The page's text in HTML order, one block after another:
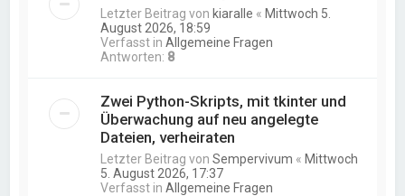
Letzter Beitrag von kiaralle « Mittwoch 5.
August 2026, 18:59
Verfasst inAllgemeine Fragen
Antworten: 8
Zwei Python-Skripts, mit tkinter und
Überwachung auf neu angelegte
Dateien, verheiraten
Letzter Beitrag vonSempervivum « Mittwoch
5. August 2026, 17:37
Verfasst inAllgemeine Fragen